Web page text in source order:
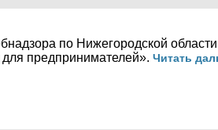
по Нижегородской
предпринимателей». Читать